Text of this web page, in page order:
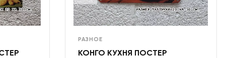
РАЗНОЕ
КОНГО КУХНЯ ПОСТЕР